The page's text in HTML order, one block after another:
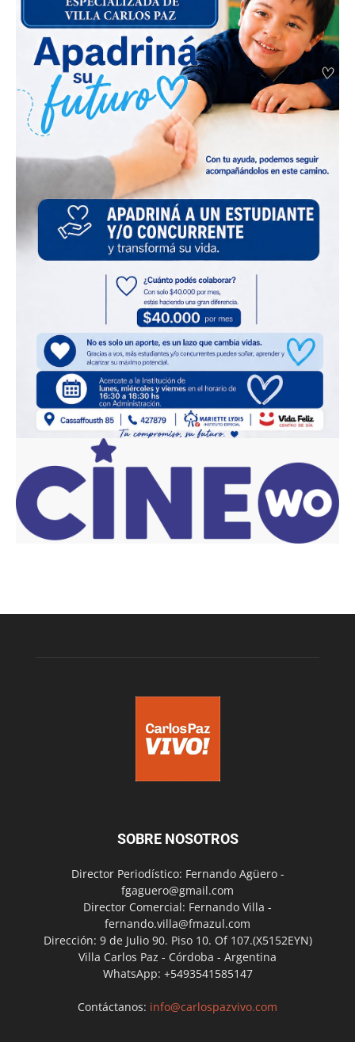
SOBRE NOSOTROS
Director Periodístico: Fernando Agüero -
fgaguero@gmail.com
Director Comercial: Fernando Villa -
fernando.villa@fmazul.com
Dirección: 9 de Julio 90. Piso 10. Of 107.(X5152EYN)
Villa Carlos Paz - Córdoba - Argentina
WhatsApp: +5493541585147
Contáctanos: info@carlospazvivo.com